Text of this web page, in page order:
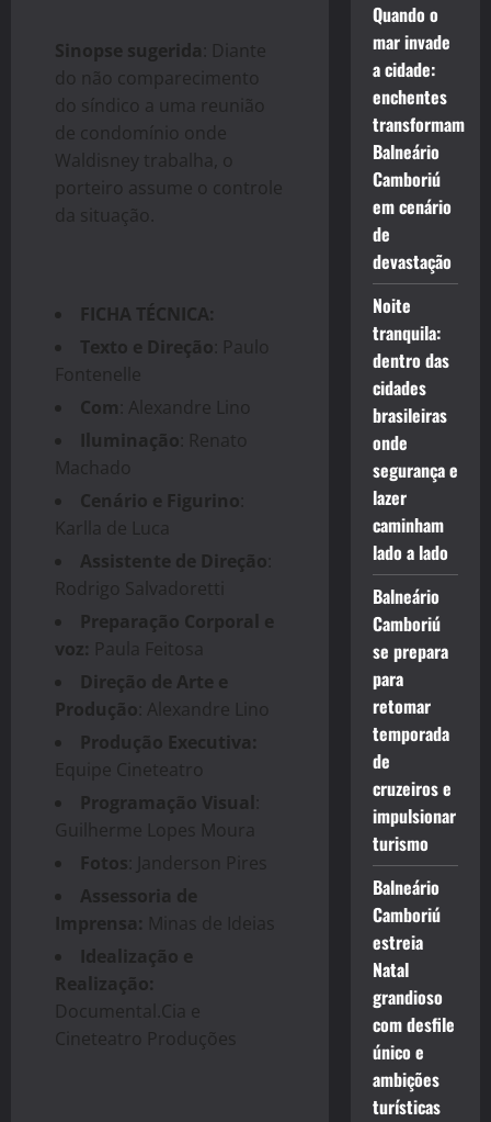
Sinopse sugerida : Diante
do não comparecimento
do síndico a uma reunião
de condomínio onde
Waldisney trabalha, o
porteiro assume o controle
da situação.
FICHA TÉCNICA:
Texto e Direção : Paulo
Fontenelle
Com : Alexandre Lino
Iluminação : Renato
Machado
Cenário e Figurino
Karlla de Luca
Assistente de Direção
Rodrigo Salvadoretti
Preparação Corporal e
voz: Paula Feitosa
Direção de Arte e
Produção : Alexandre Lino
Produção Executiva:
Equipe Cineteatro
Programação Visual
Guilherme Lopes Moura
Fotos : Janderson Pires
Assessoria de
Imprensa: Minas de Ideias
Idealização e
Realização:
Documental.Cia e
Cineteatro Produções
Quando o
mar invade
a cidade:
enchentes
transformam
Balneário
Camboriú
em cenário
de
devastação
Noite
tranquila:
dentro das
cidades
brasileiras
onde
segurança e
lazer
caminham
lado a lado
Balneário
Camboriú
se prepara
para
retomar
temporada
de
cruzeiros e
impulsionar
turismo
Balneário
Camboriú
estreia
Natal
grandioso
com desfile
único e
ambições
turísticas